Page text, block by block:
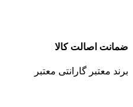
ضمانت اصالت کالا
برند معتبر گارانتی معتبر